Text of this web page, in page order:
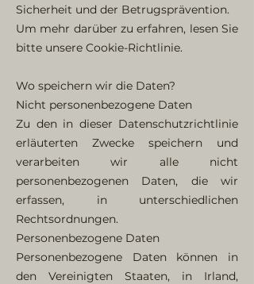
Sicherheit und der Betrugsprävention.
Um mehr darüber zu erfahren, lesen Sie
bitte unsere Cookie-Richtlinie.
Wo speichern wir die Daten?
Nicht personenbezogene Daten
Zu den in dieser Datenschutzrichtlinie
erläuterten Zwecke speichern und
verarbeiten wir alle nicht
personenbezogenen Daten, die wir
erfassen, in unterschiedlichen
Rechtsordnungen.
Personenbezogene Daten
Personenbezogene Daten können in
den Vereinigten Staaten, in Irland,